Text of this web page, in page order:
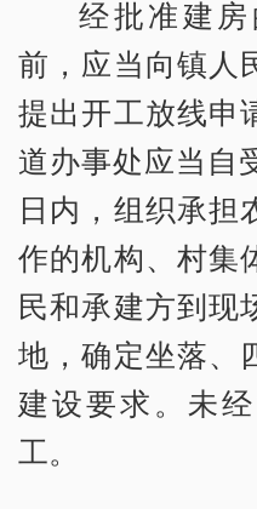
经批准建
前，应当向镇人
提出开工放线申
道办事处应当自
日内，组织承担
作的机构、村集
民和承建方到现
地，确定坐落、
建设要求。未
工。